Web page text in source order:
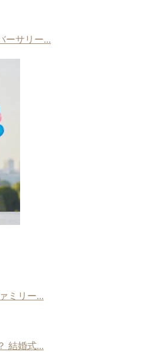
ーサリー...
ミリー...
結婚式...